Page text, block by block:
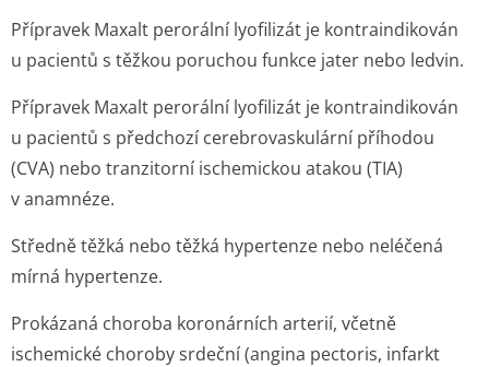
Přípravek Maxalt perorální lyofilizát je kontraindikován
u pacientů s těžkou poruchou funkce jater nebo ledvin.
Přípravek Maxalt perorální lyofilizát je kontraindikován
u pacientů s předchozí cerebrovaskulární příhodou
(CVA) nebo tranzitorní ischemickou atakou (TIA)
v anamnéze.
Středně těžká nebo těžká hypertenze nebo neléčená
mírná hypertenze.
Prokázaná choroba koronárních arterií, včetně
ischemické choroby srdeční (angina pectoris, infarkt